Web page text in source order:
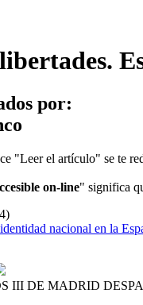
por:
"Leer el artículo" se te
on-line" significa
nacional en la
III DE MADRID